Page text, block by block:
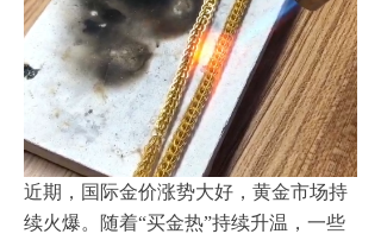
ꄷ 房产典当
ꄷ 民品典当
创新业务
ꄷ 绝当品销售
近期，国际金价涨势大好，黄金市场持
续火爆。随着“买金热”持续升温，一些